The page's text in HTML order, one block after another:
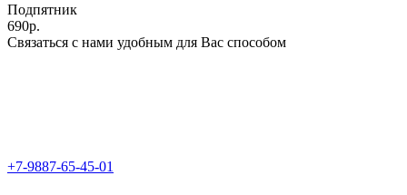
Подпятник
690р.
Связаться с нами удобным для Вас способом
+7-9887-65-45-01